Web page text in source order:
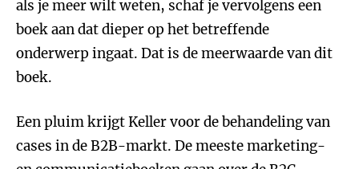
als je meer wilt weten, schaf je vervolgens een
boek aan dat dieper op het betreffende
onderwerp ingaat. Dat is de meerwaarde van dit
boek.
Een pluim krijgt Keller voor de behandeling van
cases in de B2B-markt. De meeste marketing-